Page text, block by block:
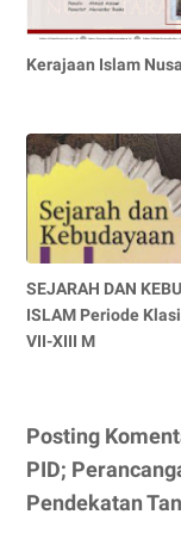
Kerajaan Islam
SEJARAH DAN
ISLAM Periode
VII-XIII M
Posting
PID;
Pendekatan